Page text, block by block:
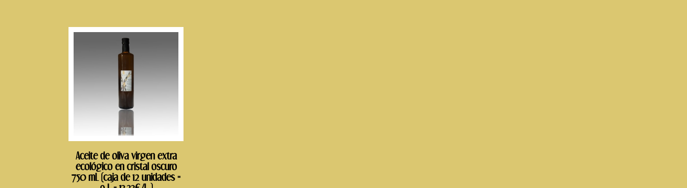
Aceite de oliva virgen extra
ecológico en cristal oscuro
750 mL (caja de 12 unidades =